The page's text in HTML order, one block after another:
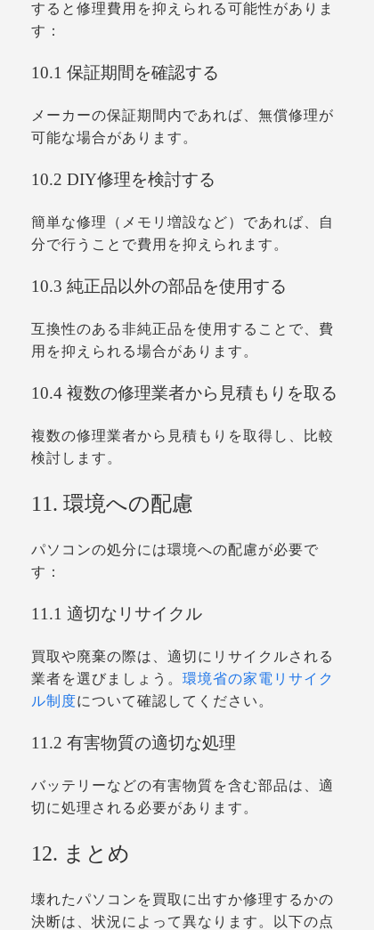
すると修理費用を抑えられる可能性がありま
す：
10.1 保証期間を確認する
メーカーの保証期間内であれば、無償修理が
可能な場合があります。
10.2 DIY修理を検討する
簡単な修理（メモリ増設など）であれば、自
分で行うことで費用を抑えられます。
10.3 純正品以外の部品を使用する
互換性のある非純正品を使用することで、費
用を抑えられる場合があります。
10.4 複数の修理業者から見積もりを取る
複数の修理業者から見積もりを取得し、比較
検討します。
11. 環境への配慮
パソコンの処分には環境への配慮が必要で
す：
11.1 適切なリサイクル
買取や廃棄の際は、適切にリサイクルされる
業者を選びましょう。 環境省の家電リサイク
ル制度について確認してください。
11.2 有害物質の適切な処理
バッテリーなどの有害物質を含む部品は、適
切に処理される必要があります。
12. まとめ
壊れたパソコンを買取に出すか修理するかの
決断は、状況によって異なります。以下の点